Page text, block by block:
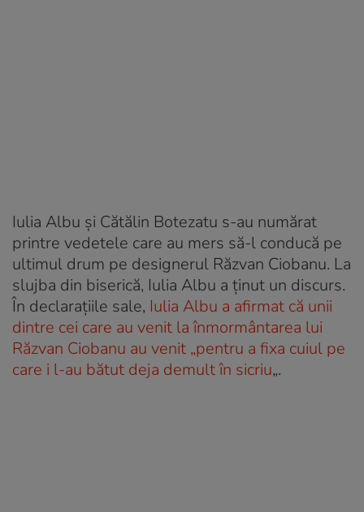
Iulia Albu și Cătălin Botezatu s-au numărat
printre vedetele care au mers să-l conducă pe
ultimul drum pe designerul Răzvan Ciobanu. La
slujba din biserică, Iulia Albu a ținut un discurs.
În declarațiile sale, Iulia Albu a afirmat că unii
dintre cei care au venit la înmormântarea lui
Răzvan Ciobanu au venit „pentru a fixa cuiul pe
care i l-au bătut deja demult în sicriu„.